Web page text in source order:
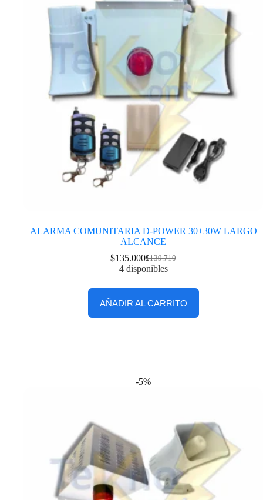
ALARMA COMUNITARIA D-POWER 30+30W LARGO
ALCANCE
$139.710
$135.000
4 disponibles
AÑADIR AL CARRITO
-5%